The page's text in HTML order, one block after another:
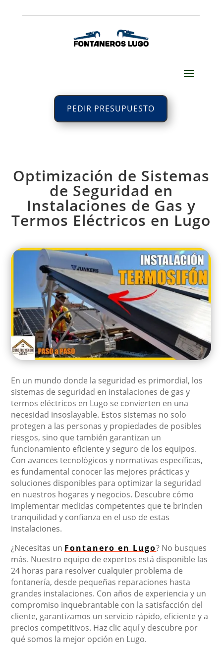
PEDIR PRESUPUESTO
Optimización de Sistemas
de Seguridad en
Instalaciones de Gas y
Termos Eléctricos en Lugo
En un mundo donde la seguridad es primordial, los
sistemas de seguridad en instalaciones de gas y
termos eléctricos en Lugo se convierten en una
necesidad insoslayable. Estos sistemas no solo
protegen a las personas y propiedades de posibles
riesgos, sino que también garantizan un
funcionamiento eficiente y seguro de los equipos.
Con avances tecnológicos y normativas específicas,
es fundamental conocer las mejores prácticas y
soluciones disponibles para optimizar la seguridad
en nuestros hogares y negocios. Descubre cómo
implementar medidas competentes que te brinden
tranquilidad y confianza en el uso de estas
instalaciones.
¿Necesitas un Fontanero en Lugo? No busques
más. Nuestro equipo de expertos está disponible las
24 horas para resolver cualquier problema de
fontanería, desde pequeñas reparaciones hasta
grandes instalaciones. Con años de experiencia y un
compromiso inquebrantable con la satisfacción del
cliente, garantizamos un servicio rápido, eficiente y a
precios competitivos. Haz clic aquí y descubre por
qué somos la mejor opción en Lugo.